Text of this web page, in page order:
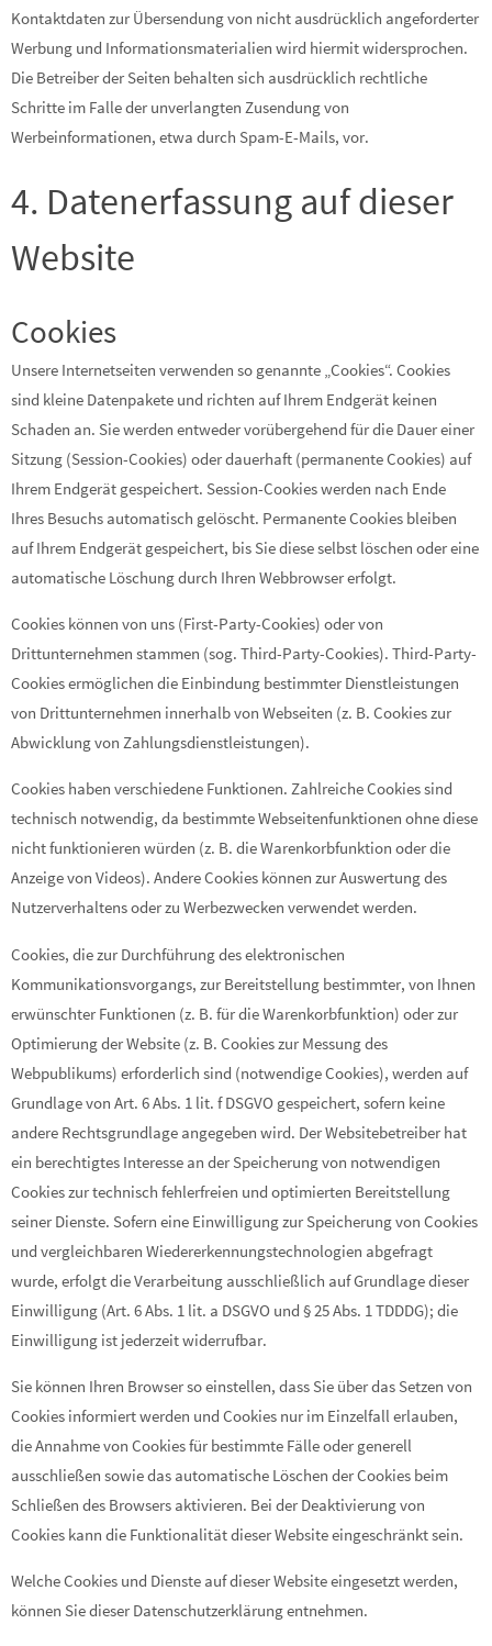
Kontaktdaten zur Übersendung von nicht ausdrücklich angeforderter
Werbung und Informationsmaterialien wird hiermit widersprochen.
Die Betreiber der Seiten behalten sich ausdrücklich rechtliche
Schritte im Falle der unverlangten Zusendung von
Werbeinformationen, etwa durch Spam-E-Mails, vor.
4. Datenerfassung auf dieser
Website
Cookies
Unsere Internetseiten verwenden so genannte „Cookies“. Cookies
sind kleine Datenpakete und richten auf Ihrem Endgerät keinen
Schaden an. Sie werden entweder vorübergehend für die Dauer einer
Sitzung (Session-Cookies) oder dauerhaft (permanente Cookies) auf
Ihrem Endgerät gespeichert. Session-Cookies werden nach Ende
Ihres Besuchs automatisch gelöscht. Permanente Cookies bleiben
auf Ihrem Endgerät gespeichert, bis Sie diese selbst löschen oder eine
automatische Löschung durch Ihren Webbrowser erfolgt.
Cookies können von uns (First-Party-Cookies) oder von
Drittunternehmen stammen (sog. Third-Party-Cookies). Third-Party-
Cookies ermöglichen die Einbindung bestimmter Dienstleistungen
von Drittunternehmen innerhalb von Webseiten (z. B. Cookies zur
Abwicklung von Zahlungsdienstleistungen).
Cookies haben verschiedene Funktionen. Zahlreiche Cookies sind
technisch notwendig, da bestimmte Webseitenfunktionen ohne diese
nicht funktionieren würden (z. B. die Warenkorbfunktion oder die
Anzeige von Videos). Andere Cookies können zur Auswertung des
Nutzerverhaltens oder zu Werbezwecken verwendet werden.
Cookies, die zur Durchführung des elektronischen
Kommunikationsvorgangs, zur Bereitstellung bestimmter, von Ihnen
erwünschter Funktionen (z. B. für die Warenkorbfunktion) oder zur
Optimierung der Website (z. B. Cookies zur Messung des
Webpublikums) erforderlich sind (notwendige Cookies), werden auf
Grundlage von Art. 6 Abs. 1 lit. f DSGVO gespeichert, sofern keine
andere Rechtsgrundlage angegeben wird. Der Websitebetreiber hat
ein berechtigtes Interesse an der Speicherung von notwendigen
Cookies zur technisch fehlerfreien und optimierten Bereitstellung
seiner Dienste. Sofern eine Einwilligung zur Speicherung von Cookies
und vergleichbaren Wiedererkennungstechnologien abgefragt
wurde, erfolgt die Verarbeitung ausschließlich auf Grundlage dieser
Einwilligung (Art. 6 Abs. 1 lit. a DSGVO und § 25 Abs. 1 TDDDG); die
Einwilligung ist jederzeit widerrufbar.
Sie können Ihren Browser so einstellen, dass Sie über das Setzen von
Cookies informiert werden und Cookies nur im Einzelfall erlauben,
die Annahme von Cookies für bestimmte Fälle oder generell
ausschließen sowie das automatische Löschen der Cookies beim
Schließen des Browsers aktivieren. Bei der Deaktivierung von
Cookies kann die Funktionalität dieser Website eingeschränkt sein.
Welche Cookies und Dienste auf dieser Website eingesetzt werden,
können Sie dieser Datenschutzerklärung entnehmen.